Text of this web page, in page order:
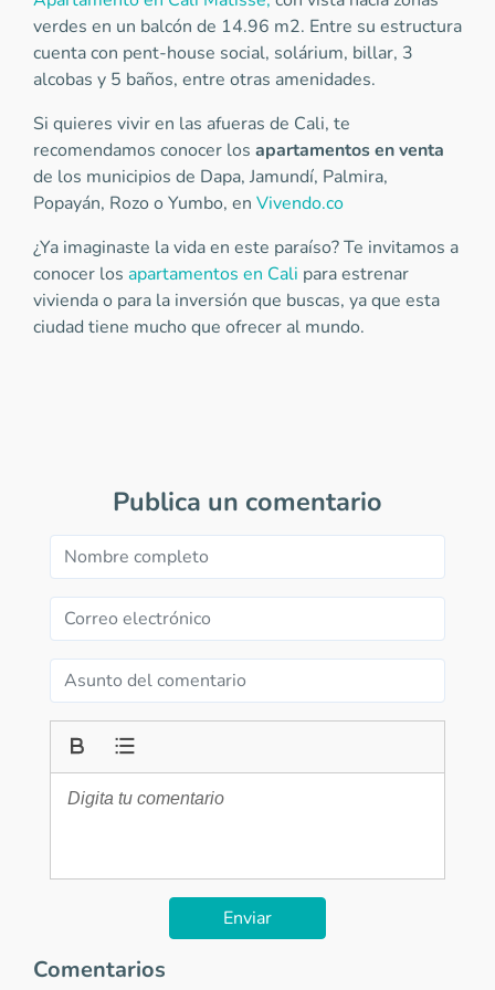
verdes en un balcón de 14.96 m2. Entre su estructura
cuenta con pent-house social, solárium, billar, 3
alcobas y 5 baños, entre otras amenidades.
Si quieres vivir en las afueras de Cali, te
recomendamos conocer los apartamentos en venta
de los municipios de Dapa, Jamundí, Palmira,
Popayán, Rozo o Yumbo, en Vivendo.co
¿Ya imaginaste la vida en este paraíso? Te invitamos a
conocer los apartamentos en Cali para estrenar
vivienda o para la inversión que buscas, ya que esta
ciudad tiene mucho que ofrecer al mundo.
Publica un comentario
Enviar
Comentarios